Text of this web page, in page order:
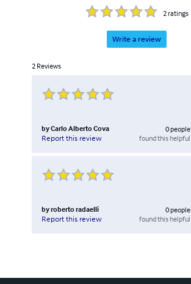
2ratings
Write a review
2 Reviews
byCarlo Alberto Cova
Report this review
0people
found this helpful
byroberto radaelli
Report this review
0people
found this helpful